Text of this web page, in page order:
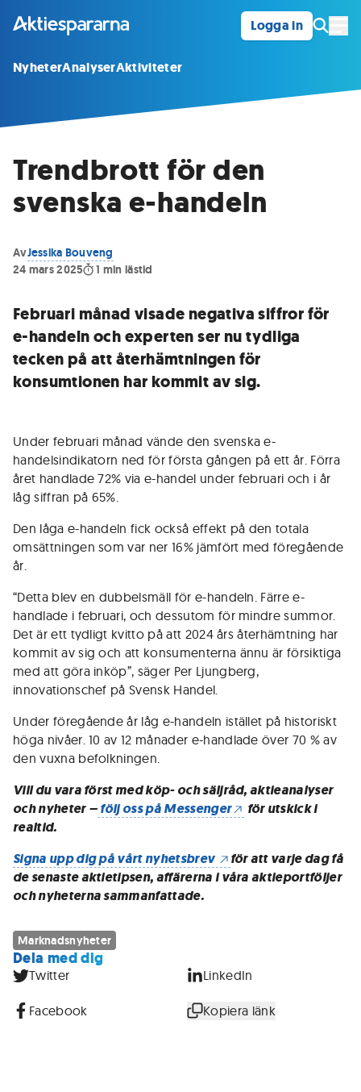
Logga in
NyheterAnalyserAktiviteter
Trendbrott för den
svenska e-handeln
AvJessika Bouveng
24 mars 2025
1 min lästid
Februari månad visade negativa siffror för
e-handeln och experten ser nu tydliga
tecken på att återhämtningen för
konsumtionen har kommit av sig.
Under februari månad vände den svenska e-
handelsindikatorn ned för första gången på ett år. Förra
året handlade 72% via e-handel under februari och i år
låg siffran på 65%.
Den låga e-handeln fick också effekt på den totala
omsättningen som var ner 16% jämfört med föregående
år.
“Detta blev en dubbelsmäll för e-handeln. Färre e-
handlade i februari, och dessutom för mindre summor.
Det är ett tydligt kvitto på att 2024 års återhämtning har
kommit av sig och att konsumenterna ännu är försiktiga
med att göra inköp”, säger Per Ljungberg,
innovationschef på Svensk Handel.
Under föregående år låg e-handeln istället på historiskt
höga nivåer. 10 av 12 månader e-handlade över 70 % av
den vuxna befolkningen.
Vill du vara först med köp- och säljråd, aktieanalyser
och nyheter –följ oss på Messenger
för utskick i
realtid.
Signa upp dig på vårt nyhetsbrev
för att varje dag få
de senaste aktietipsen, affärerna i våra aktieportföljer
och nyheterna sammanfattade.
Marknadsnyheter
Dela med dig
Twitter LinkedIn
Facebook Kopiera länk